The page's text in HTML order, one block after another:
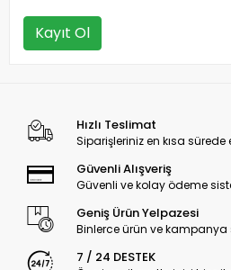
Kayıt Ol
Hızlı Teslimat
Siparişleriniz en kısa sürede
Güvenli Alışveriş
Güvenli ve kolay ödeme
Geniş Ürün Yelpazesi
Binlerce ürün ve kampanya
7 / 24 DESTEK